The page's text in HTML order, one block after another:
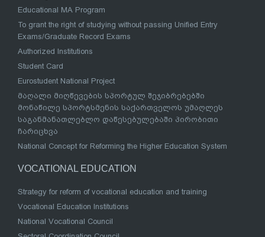
Educational MA Program
To grant the right of studying without passing Unified Entry
Exams/Graduate Record Exams
Authorized Institutions
Student Card
Eurostudent National Project
მაღალი მიღწევების სპორტულ შეჯიბრებებში
მონაწილე სპორტსმენის საქართველოს უმაღლეს
საგანმანათლებლო დაწესებულებაში პირობითი
ჩარიცხვა
National Concept for Reforming the Higher Education System
VOCATIONAL EDUCATION
Strategy for reform of vocational education and training
Vocational Education Institutions
National Vocational Council